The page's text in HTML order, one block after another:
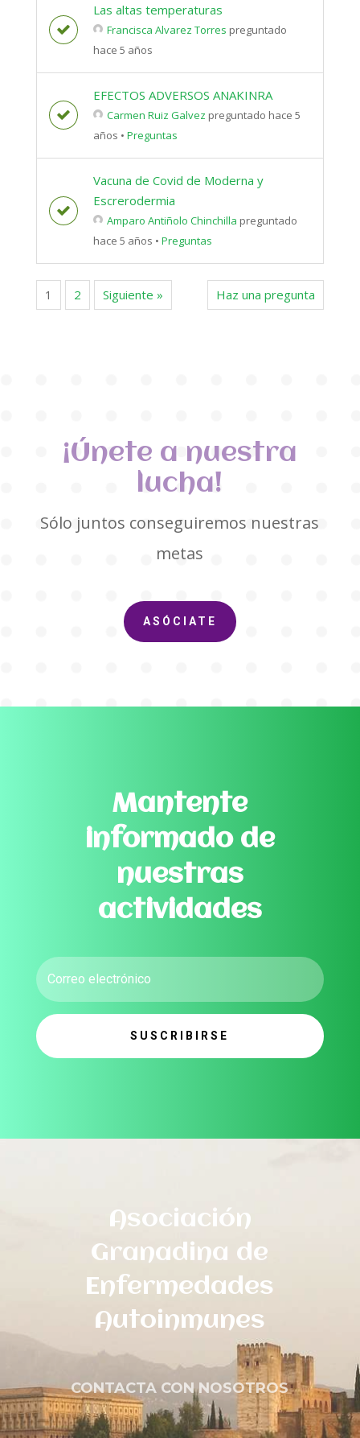
Las altas temperaturas
Francisca Alvarez Torres preguntado
hace 5 años
EFECTOS ADVERSOS ANAKINRA
Carmen Ruiz Galvez preguntado hace 5
años • Preguntas
Vacuna de Covid de Moderna y
Escrerodermia
Amparo Antiñolo Chinchilla preguntado
hace 5 años • Preguntas
1 2 Siguiente » Haz una pregunta
¡Únete a nuestra
lucha!
Sólo juntos conseguiremos nuestras
metas
ASÓCIATE
Mantente
informado de
nuestras
actividades
SUSCRIBIRSE
Asociación
Granadina de
Enfermedades
Autoinmunes
CONTACTA CON NOSOTROS